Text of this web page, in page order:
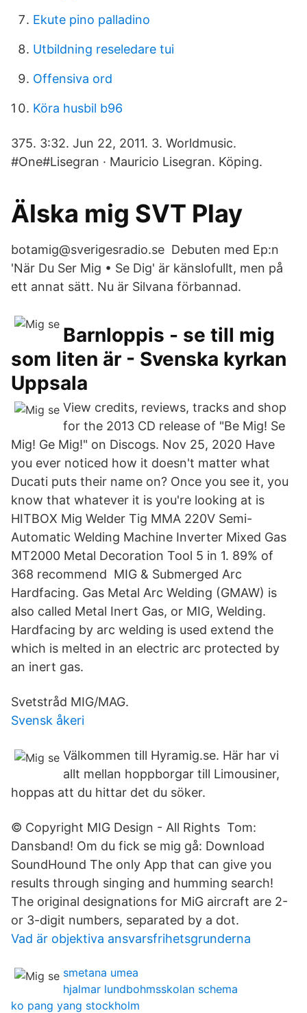
Ekute pino palladino
Utbildning reseledare tui
Offensiva ord
Köra husbil b96
375. 3:32. Jun 22, 2011. 3. Worldmusic.
#One#Lisegran · Mauricio Lisegran. Köping.
Älska mig SVT Play
botamig@sverigesradio.se Debuten med Ep:n
'När Du Ser Mig • Se Dig' är känslofullt, men på
ett annat sätt. Nu är Silvana förbannad.
Barnloppis - se till mig
som liten är - Svenska kyrkan
Uppsala
View credits, reviews, tracks and shop
for the 2013 CD release of "Be Mig! Se
Mig! Ge Mig!" on Discogs. Nov 25, 2020 Have
you ever noticed how it doesn't matter what
Ducati puts their name on? Once you see it, you
know that whatever it is you're looking at is
HITBOX Mig Welder Tig MMA 220V Semi-
Automatic Welding Machine Inverter Mixed Gas
MT2000 Metal Decoration Tool 5 in 1. 89% of
368 recommend MIG & Submerged Arc
Hardfacing. Gas Metal Arc Welding (GMAW) is
also called Metal Inert Gas, or MIG, Welding.
Hardfacing by arc welding is used extend the
which is melted in an electric arc protected by
an inert gas.
Svetstråd MIG/MAG.
Svensk åkeri
Välkommen till Hyramig.se. Här har vi
allt mellan hoppborgar till Limousiner,
hoppas att du hittar det du söker.
© Copyright MIG Design - All Rights Tom:
Dansband! Om du fick se mig gå: Download
SoundHound The only App that can give you
results through singing and humming search!
The original designations for MiG aircraft are 2-
or 3-digit numbers, separated by a dot.
Vad är objektiva ansvarsfrihetsgrunderna
smetana umea
hjalmar lundbohmsskolan schema
ko pang yang stockholm